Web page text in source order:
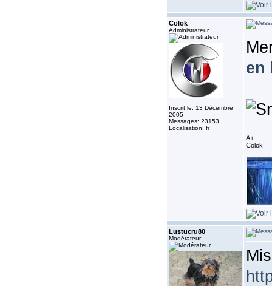
Colok
Administrateur
Inscrit le: 13 Décembre
2005
Messages: 23153
Localisation: fr
en
A+
Colok
Lustucru80
Modérateur